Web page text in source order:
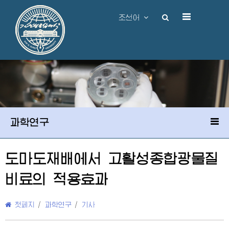
조선어
과학연구
도마도재배에서 고활성종합광물질
비료의 적용효과
첫페지 / 과학연구 / 기사